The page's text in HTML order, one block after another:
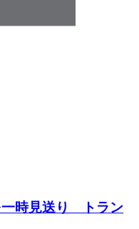
時見送り トラン